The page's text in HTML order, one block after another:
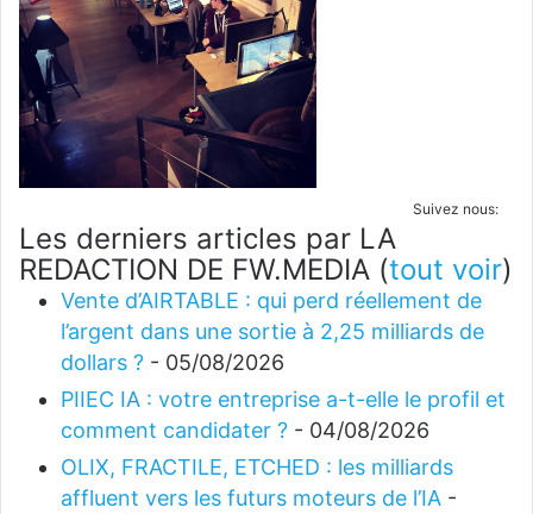
Suivez nous:
Les derniers articles par LA
REDACTION DE FW.MEDIA (tout voir)
Vente d’AIRTABLE : qui perd réellement de
l’argent dans une sortie à 2,25 milliards de
dollars ? - 05/08/2026
PIIEC IA : votre entreprise a-t-elle le profil et
comment candidater ? - 04/08/2026
OLIX, FRACTILE, ETCHED : les milliards
affluent vers les futurs moteurs de l’IA -